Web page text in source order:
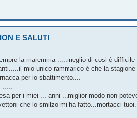
E SALUTI
la maremma .....meglio di cosi è
mio unico rammarico è che la
per lo sbattimento....
.....
per i miei ... anni ...miglior modo non
che lo smilzo mi ha fatto...mortacci